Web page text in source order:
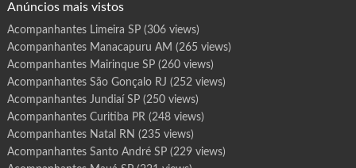
Anúncios mais vistos
Acompanhantes Limeira SP(306 views)
Acompanhantes Manacapuru AM (265 views)
Acompanhantes Mairinque SP(260 views)
Acompanhantes São Gonçalo RJ (252 views)
Acompanhantes Jundiaí SP(250 views)
Acompanhantes Curitiba PR(248 views)
Acompanhantes Natal RN (235 views)
Acompanhantes Santo André SP(229 views)